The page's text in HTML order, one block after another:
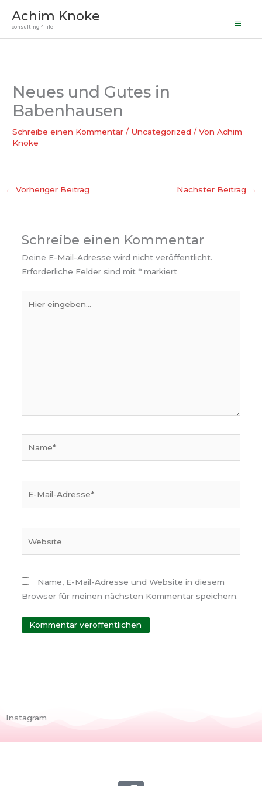
InhaltAchim Knoke
consulting 4 life
Neues und Gutes in
Babenhausen
Schreibe einen Kommentar / Uncategorized / VonAchim
Knoke
← Vorheriger Beitrag Nächster Beitrag →
Schreibe einen Kommentar
Deine E-Mail-Adresse wird nicht veröffentlicht.
Erforderliche Felder sind mit *markiert
eingeben…
Name, E-Mail-Adresse und Website in diesem
Browser für meinen nächsten Kommentar speichern.
Instagram